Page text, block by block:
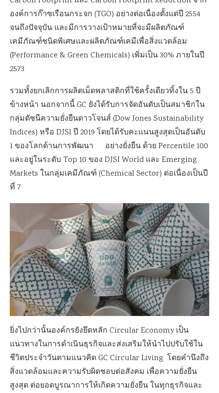
องค์การก๊าซเรือนกระจก (TGO) อย่างต่อเนื่องตั้งแต่ปี 2554
จนถึงปัจจุบัน และมีการวางเป้าหมายที่จะมีผลิตภัณฑ์
เคมีภัณฑ์ชนิดพิเศษและผลิตภัณฑ์เคมีเพื่อสิ่งแวดล้อม
(Performance & Green Chemicals) เพิ่มเป็น 30% ภายในปี
2573
รวมทั้งยกเลิกการผลิตเม็ดพลาสติกที่ใช้ครั้งเดียวทิ้งใน 5 ปี
ข้างหน้า นอกจากนี้ GC ยังได้รับการจัดอันดับเป็นสมาชิกใน
กลุ่มดัชนีความยั่งยืนดาวโจนส์ (Dow Jones Sustainability
Indices) หรือ DJSI ปี 2019 โดยได้รับคะแนนสูงสุดเป็นอันดับ
1 ของโลกด้านการพัฒนา อย่างยั่งยืน ด้วย Percentile 100
และอยู่ในระดับ Top 10 ของ DJSI World และ Emerging
Markets ในกลุ่มเคมีภัณฑ์ (Chemical Sector) ต่อเนื่องเป็นปี
ที่ 7
ยิ่งไปกว่านั้นองค์กรยังยึดหลัก Circular Economy เป็น
แนวทางในการดำเนินธุรกิจและส่งเสริมให้นำไปปรับใช้ใน
ชีวิตประจำวันตามแนวคิด GC Circular Living โดยคำนึงถึง
สิ่งแวดล้อมและความรับผิดชอบต่อสังคม เพื่อความยั่งยืน
สูงสุด ต่อยอดบูรณาการให้เกิดความยั่งยืน ในทุกธุรกิจและ